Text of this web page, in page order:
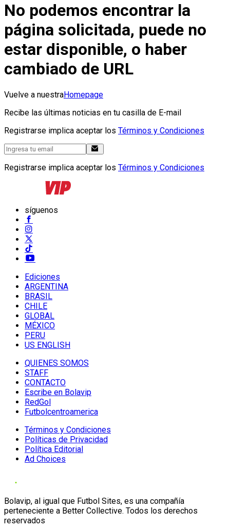
No podemos encontrar la
página solicitada, puede no
estar disponible, o haber
cambiado de URL
Vuelve a nuestraHomepage
Recibe las últimas noticias en tu casilla de E-mail
Registrarse implica aceptar los Términos y Condiciones
Registrarse implica aceptar los Términos y Condiciones
síguenos
Ediciones
ARGENTINA
BRASIL
CHILE
GLOBAL
MÉXICO
PERU
US ENGLISH
QUIENES SOMOS
STAFF
CONTACTO
Escribe en Bolavip
RedGol
Futbolcentroamerica
Términos y Condiciones
Políticas de Privacidad
Política Editorial
Ad Choices
Bolavip, al igual que Futbol Sites, es una compañía
perteneciente a Better Collective. Todos los derechos
reservados